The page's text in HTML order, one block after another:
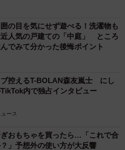
囲の目を気にせず遊べる！洗濯物も
人気の戸建ての「中庭」 ところ
でみて分かった後悔ポイント
ブ控えるT-BOLAN森友嵐士 にし
内で独占インタビュー
ース
おもちゃを買ったら…「これで合
」予想外の使い方が大反響